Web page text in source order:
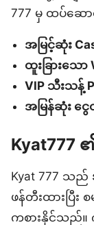
777 မှ ထပ်ဆေ
အမြင့်ဆုံး
ထူးခြားသော
VIP သီးသန့်
အမြန်ဆုံး ငွ
Kyat 777 သည်
ဖန်တီးထားပြီ
ကစားနိုင်သည်။